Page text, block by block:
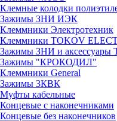
Клемные колодки
Зажимы ЗНИ ИЭК
Клеммники Электротехник
Клеммники TOKOV
Зажимы ЗНИ и аксессуары
Зажимы "КРОКОДИЛ"
Клеммники General
Зажимы 3КВК
Муфты кабельные
Концевые с наконечниками
Концевые без наконечников